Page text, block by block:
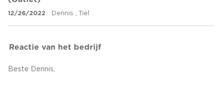
12/26/2022 Dennis , Tiel
Reactie van het bedrijf
Beste Dennis,